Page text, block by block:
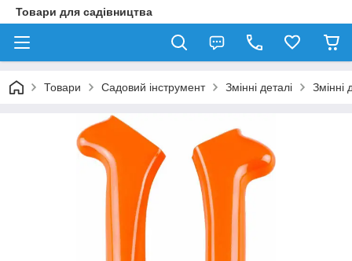
Товари для садівництва
Товари Садовий інструмент Змінні деталі Змінні